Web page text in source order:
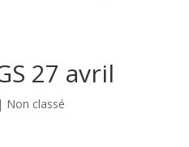
27 avril
| Non classé